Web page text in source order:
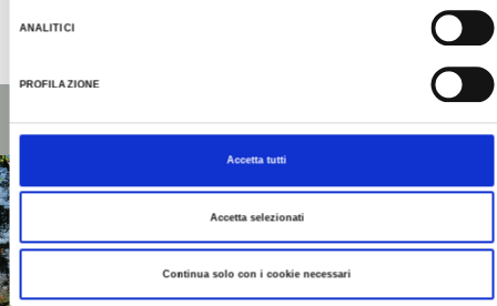
ANALITICI
PROFILAZIONE
Accetta tutti
Accetta selezionati
Continua solo con i cookie necessari